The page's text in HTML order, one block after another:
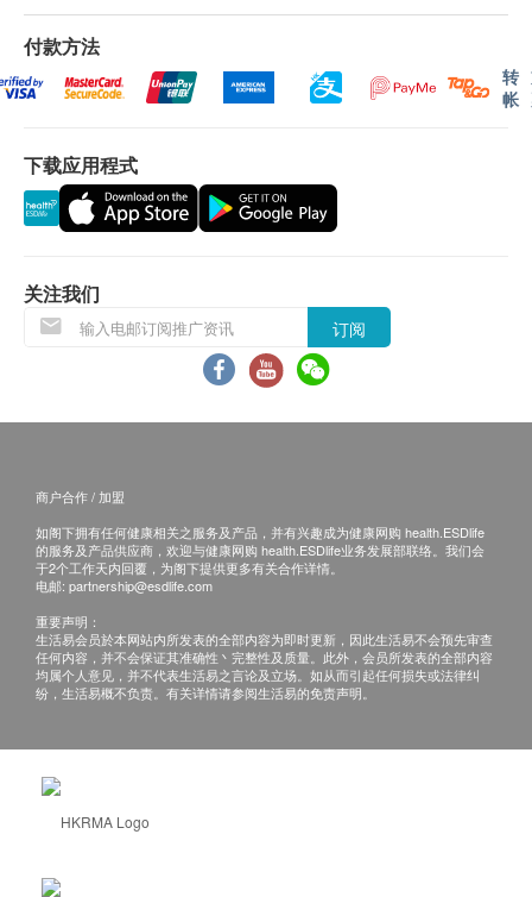
付款方法
转
帐
下载应用程式
关注我们
订阅
商户合作 / 加盟
如阁下拥有任何健康相关之服务及产品，并有兴趣成为健康网购 health.ESDlife
的服务及产品供应商，欢迎与健康网购 health.ESDlife业务发展部联络。我们会
于2个工作天内回覆，为阁下提供更多有关合作详情。
电邮: partnership@esdlife.com
重要声明：
生活易会员於本网站内所发表的全部内容为即时更新，因此生活易不会预先审查
任何内容，并不会保证其准确性丶完整性及质量。此外，会员所发表的全部内容
均属个人意见，并不代表生活易之言论及立场。如从而引起任何损失或法律纠
纷，生活易概不负责。有关详情请参阅生活易的免责声明。